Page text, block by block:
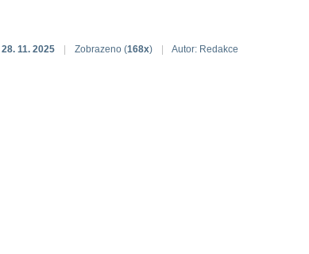
28. 11. 2025 Zobrazeno (168x) Autor: Redakce